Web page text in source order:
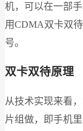
机，可以在一部
用CDMA双卡双
号。
双卡双待原理
从技术实现来看
片组做，即手机